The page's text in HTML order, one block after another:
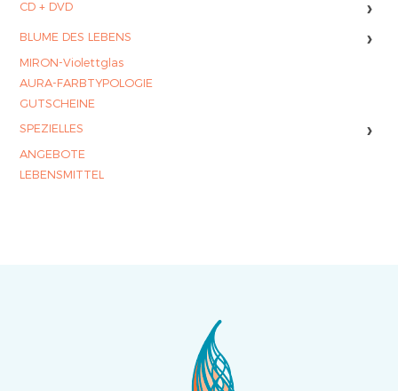
CD + DVD ›
BLUME DES LEBENS ›
MIRON-Violettglas
AURA-FARBTYPOLOGIE
GUTSCHEINE
SPEZIELLES
›
ANGEBOTE
LEBENSMITTEL